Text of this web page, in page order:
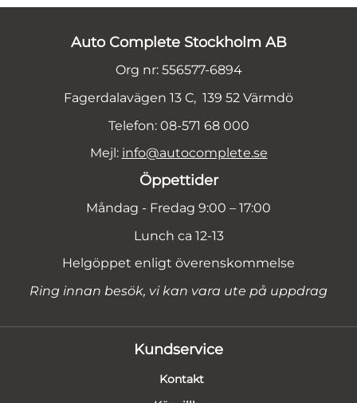
Auto Complete Stockholm AB
Org nr: 556577-6894
Fagerdalavägen 13 C, 139 52 Värmdö
Telefon: 08-571 68 000
Mejl: info@autocomplete.se
Öppettider
Måndag - Fredag 9:00 – 17:00
Lunch ca 12-13
Helgöppet enligt överenskommelse
Ring innan besök, vi kan vara ute på uppdrag
Kundservice
Kontakt